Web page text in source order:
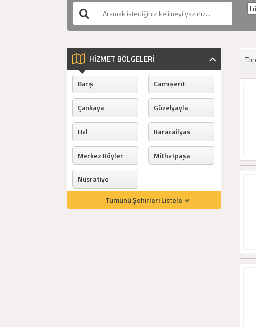
HİZMET BÖLGELERİ
Barış Camiişerif
Çankaya Güzelyayla
Hal Karacailyas
Merkez Köyler Mithatpaşa
Nusratiye
Tümünü Şehirleri Listele